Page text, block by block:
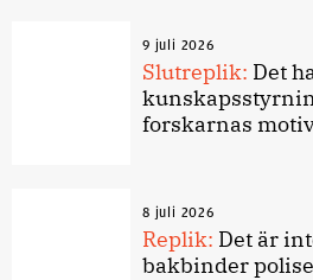
9 juli 2026
Slutreplik: Det
forskarnas
8 juli 2026
Replik: Det är
bakbinder